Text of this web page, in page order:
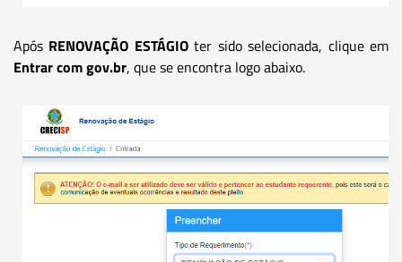
Após RENOVAÇÃO ESTÁGIOter sido selecionada, clique em
Entrar com gov.br, que se encontra logo abaixo.